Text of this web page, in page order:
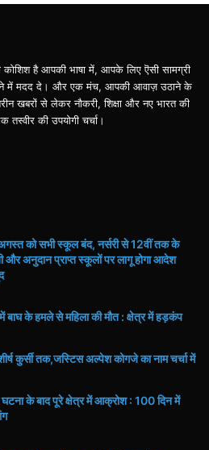
है आपकी भाषा में, आपके लिए ऎसी सामग्री
में मदद दे। और एक मंच, आपकी आवाज़ उठाने के
खबरों से लेकर नौकरी, शिक्षा और नए भारत की
तस्वीर की उपयोगी चर्चा।
को सभी स्कूल बंद, नर्सरी से 12वीं तक के
और अनुदान प्राप्त स्कूलों पर लागू होगा आदेश
में बाघ के हमले से महिला की मौत : क्षेत्र में हड़कंप
कुर्सी तक,जस्टिस अल्पेश कोगजे का नाम चर्चा में
घटना के बाद पूरे क्षेत्र में आक्रोश : 100 दिन में